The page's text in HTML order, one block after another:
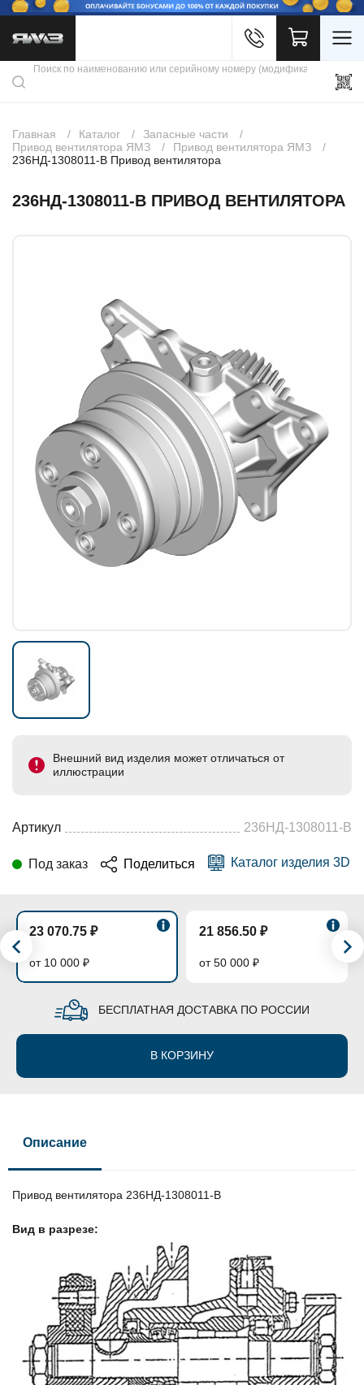
Каталог продукции
Скидки
Контакты
Главная Каталог
Запасные части
Привод вентилятора ЯМЗ
Привод вентилятора ЯМЗ
236НД-1308011-В Привод вентилятора
236НД-1308011-В ПРИВОД ВЕНТИЛЯТОРА
Внешний вид изделия может отличаться от
иллюстрации
Артикул 236НД-1308011-В
Под заказ Поделиться Каталог изделия 3D
23 070.75 ₽
от 10 000 ₽
21 856.50 ₽
от 50 000 ₽
БЕСПЛАТНАЯ ДОСТАВКА ПО РОССИИ
В КОРЗИНУ
Описание
Привод вентилятора 236НД-1308011-В
Вид в разрезе: